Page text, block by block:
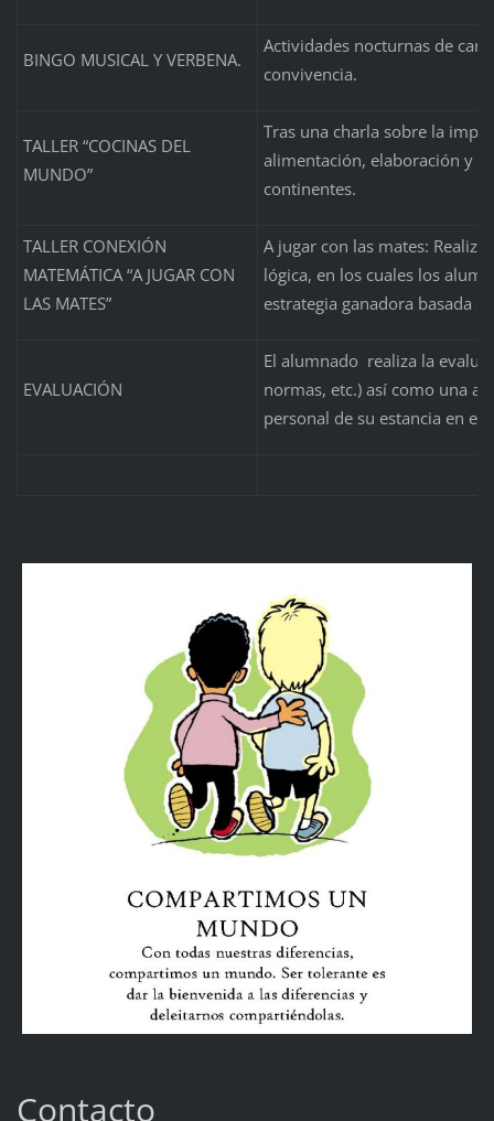
BINGO MUSICAL Y VERBENA.
Actividades nocturnas de
convivencia.
TALLER “COCINAS DEL
MUNDO”
Tras una charla sobre la
alimentación, elaboración y
continentes.
TALLER CONEXIÓN
MATEMÁTICA “A JUGAR CON
LAS MATES”
A jugar con las mates:
lógica, en los cuales los
estrategia ganadora basada
EVALUACIÓN
El alumnado realiza la
normas, etc.) así como una
personal de su estancia en el
Contacto